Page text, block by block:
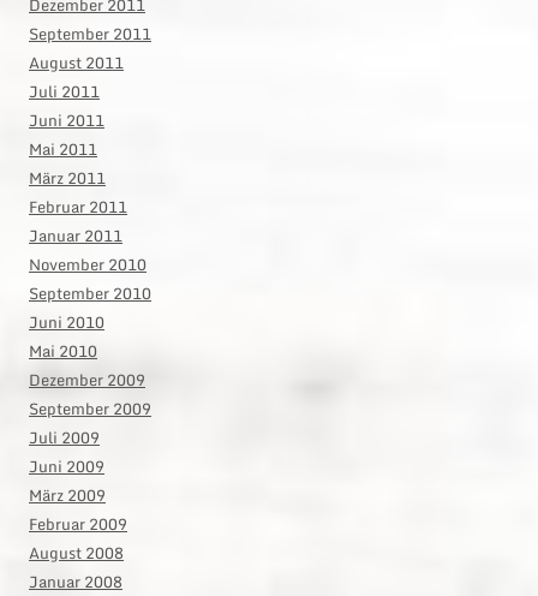
September 2011
August 2011
Juli 2011
Juni 2011
Mai 2011
März 2011
Februar 2011
Januar 2011
November 2010
September 2010
Juni 2010
Mai 2010
Dezember 2009
September 2009
Juli 2009
Juni 2009
März 2009
Februar 2009
August 2008
Januar 2008